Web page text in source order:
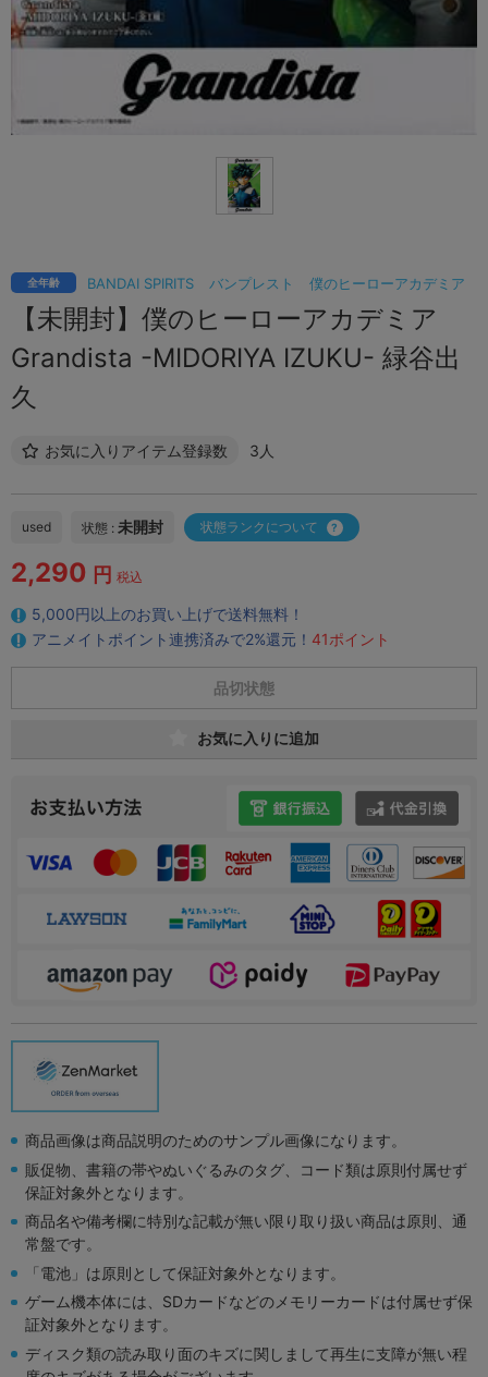
BANDAI SPIRITS バンプレスト 僕のヒーローアカデミア
全年齢
【未開封】僕のヒーローアカデミア
Grandista -MIDORIYA IZUKU- 緑谷出
久
お気に入りアイテム登録数 3人
used 状態 : 未開封 状態ランクについて
2,290 円 税込
5,000円以上のお買い上げで送料無料！
アニメイトポイント連携済みで2%還元！ 41ポイント
品切状態
お気に入りに追加
商品画像は商品説明のためのサンプル画像になります。
販促物、書籍の帯やぬいぐるみのタグ、コード類は原則付属せず
保証対象外となります。
商品名や備考欄に特別な記載が無い限り取り扱い商品は原則、通
常盤です。
「電池」は原則として保証対象外となります。
ゲーム機本体には、SDカードなどのメモリーカードは付属せず保
証対象外となります。
ディスク類の読み取り面のキズに関しまして再生に支障が無い程